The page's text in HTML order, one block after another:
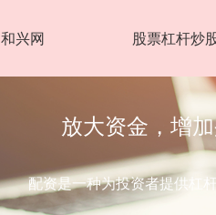
和兴网 股票杠杆炒
放大资金，增
配资是一种为投资者提供杠